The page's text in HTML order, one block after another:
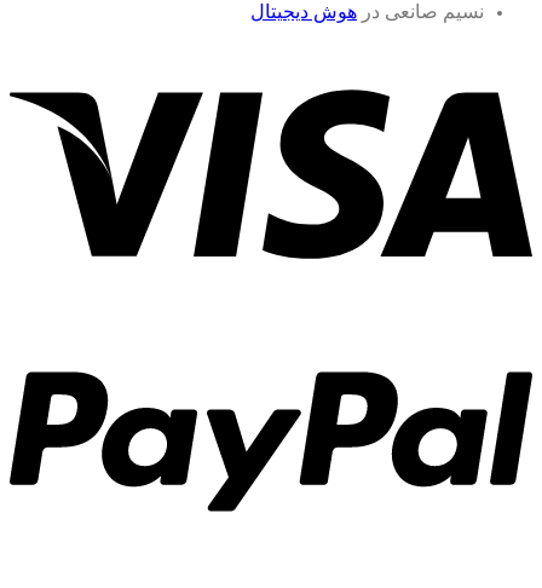
نسیم صانعی در هوش دیجیتال